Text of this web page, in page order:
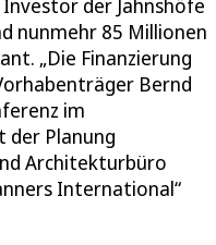
der Jahnshöfe
nunmehr 85 Millionen
„Die Finanzierung
Bernd
im
der Planung
Architekturbüro
International“